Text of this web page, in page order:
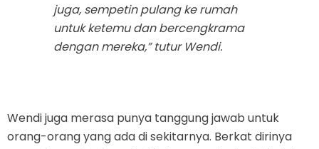
juga, sempetin pulang ke rumah
untuk ketemu dan bercengkrama
dengan mereka,” tutur Wendi.
Wendi juga merasa punya tanggung jawab untuk
orang-orang yang ada di sekitarnya. Berkat dirinya